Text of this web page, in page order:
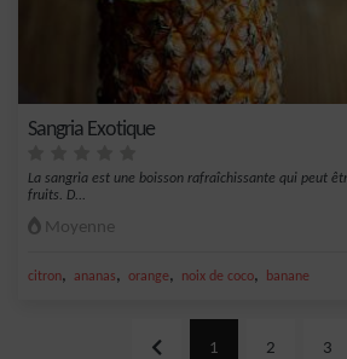
Sangria Exotique
La sangria est une boisson rafraîchissante qui peut
fruits. D...
Moyenne
citron, ananas, orange, noix de coco, banane
1 2 3